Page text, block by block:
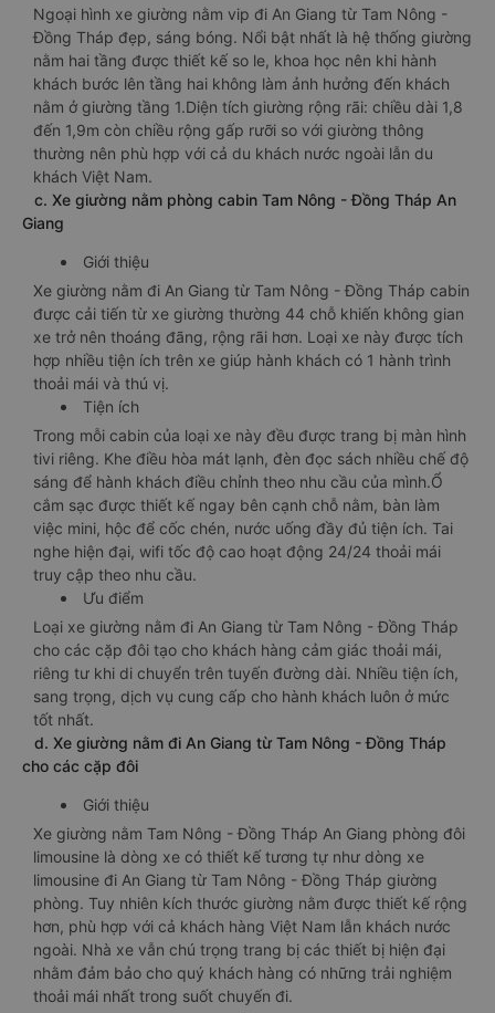
Ngoại hình xe giường nằm vip đi An Giang từ Tam Nông -
Đồng Tháp đẹp, sáng bóng. Nổi bật nhất là hệ thống giường
nằm hai tầng được thiết kế so le, khoa học nên khi hành
khách bước lên tầng hai không làm ảnh hưởng đến khách
nằm ở giường tầng 1.Diện tích giường rộng rãi: chiều dài 1,8
đến 1,9m còn chiều rộng gấp rưỡi so với giường thông
thường nên phù hợp với cả du khách nước ngoài lẫn du
khách Việt Nam.
c. Xe giường nằm phòng cabin Tam Nông - Đồng Tháp An
Giang
Giới thiệu
Xe giường nằm đi An Giang từ Tam Nông - Đồng Tháp cabin
được cải tiến từ xe giường thường 44 chỗ khiến không gian
xe trở nên thoáng đãng, rộng rãi hơn. Loại xe này được tích
hợp nhiều tiện ích trên xe giúp hành khách có 1 hành trình
thoải mái và thú vị.
Tiện ích
Trong mỗi cabin của loại xe này đều được trang bị màn hình
tivi riêng. Khe điều hòa mát lạnh, đèn đọc sách nhiều chế độ
sáng để hành khách điều chỉnh theo nhu cầu của mình.Ổ
cắm sạc được thiết kế ngay bên cạnh chỗ nằm, bàn làm
việc mini, hộc để cốc chén, nước uống đầy đủ tiện ích. Tai
nghe hiện đại, wifi tốc độ cao hoạt động 24/24 thoải mái
truy cập theo nhu cầu.
Ưu điểm
Loại xe giường nằm đi An Giang từ Tam Nông - Đồng Tháp
cho các cặp đôi tạo cho khách hàng cảm giác thoải mái,
riêng tư khi di chuyển trên tuyến đường dài. Nhiều tiện ích,
sang trọng, dịch vụ cung cấp cho hành khách luôn ở mức
tốt nhất.
d. Xe giường nằm đi An Giang từ Tam Nông - Đồng Tháp
cho các cặp đôi
Giới thiệu
Xe giường nằm Tam Nông - Đồng Tháp An Giang phòng đôi
limousine là dòng xe có thiết kế tương tự như dòng xe
limousine đi An Giang từ Tam Nông - Đồng Tháp giường
phòng. Tuy nhiên kích thước giường nằm được thiết kế rộng
hơn, phù hợp với cả khách hàng Việt Nam lẫn khách nước
ngoài. Nhà xe vẫn chú trọng trang bị các thiết bị hiện đại
nhằm đảm bảo cho quý khách hàng có những trải nghiệm
thoải mái nhất trong suốt chuyến đi.